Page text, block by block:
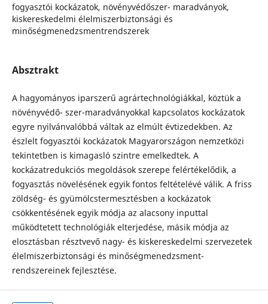
fogyasztói kockázatok, növényvédőszer- maradványok,
kiskereskedelmi élelmiszerbiztonsági és
minőségmenedzsmentrendszerek
Absztrakt
A hagyományos iparszerű agrártechnológiákkal, köztük a
növényvédő- szer-maradványokkal kapcsolatos kockázatok
egyre nyilvánvalóbbá váltak az elmúlt évtizedekben. Az
észlelt fogyasztói kockázatok Magyarországon nemzetközi
tekintetben is kimagasló szintre emelkedtek. A
kockázatredukciós megoldások szerepe felértékelődik, a
fogyasztás növelésének egyik fontos feltételévé válik. A friss
zöldség- és gyümölcstermesztésben a kockázatok
csökkentésének egyik módja az alacsony inputtal
működtetett technológiák elterjedése, másik módja az
elosztásban résztvevő nagy- és kiskereskedelmi szervezetek
élelmiszerbiztonsági és minőségmenedzsment-
rendszereinek fejlesztése.